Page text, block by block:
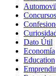
Concursos
Dato Útil
Economía
Education